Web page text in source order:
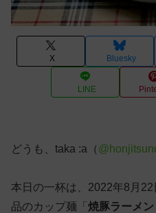
X Bluesky
LINE
どうも、taka :a（
本日の一杯は、2022年8月
品のカップ麺「 焼豚ラーメ